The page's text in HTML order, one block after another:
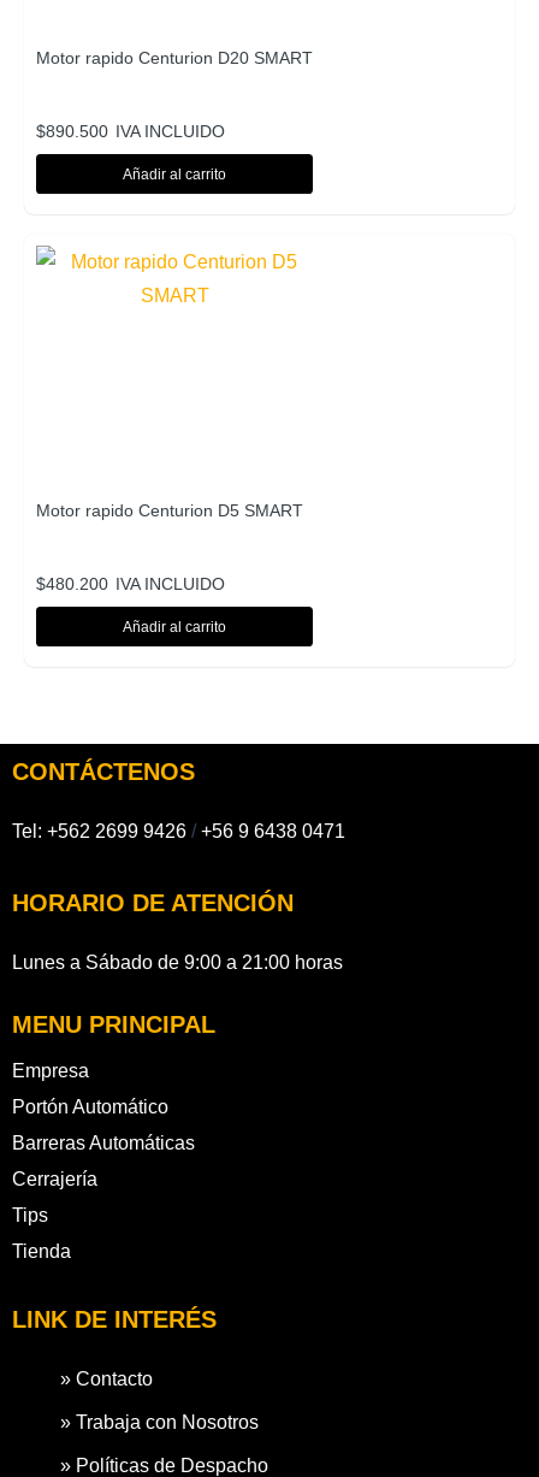
Motor rapido Centurion D20 SMART
$890.500 IVA INCLUIDO
Añadir al carrito
Motor rapido Centurion D5 SMART
$480.200 IVA INCLUIDO
Añadir al carrito
CONTÁCTENOS
Tel: +562 2699 9426 / +56 9 6438 0471
HORARIO DE ATENCIÓN
Lunes a Sábado de 9:00 a 21:00 horas
MENU PRINCIPAL
Empresa
Portón Automático
Barreras Automáticas
Cerrajería
Tips
Tienda
LINK DE INTERÉS
» Contacto
» Trabaja con Nosotros
» Políticas de Despacho